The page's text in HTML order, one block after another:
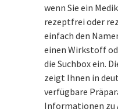
wenn Sie ein
rezeptfrei oder
einfach den
einen Wirkstoff
die Suchbox ein.
zeigt Ihnen in
verfügbare
Informationen zu